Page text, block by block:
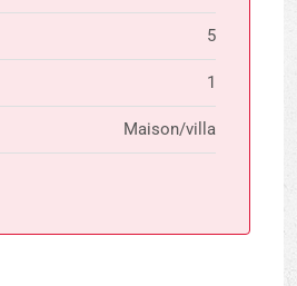
5
1
Maison/villa